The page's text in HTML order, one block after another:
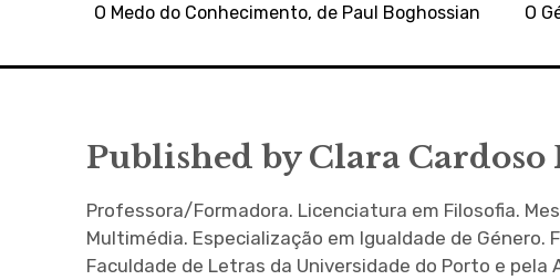
O Medo do Conhecimento, de Paul Boghossian O
Published by Clara Cardoso
Professora/Formadora. Licenciatura em Filosofia.
Multimédia. Especialização em Igualdade de Género.
Faculdade de Letras da Universidade do Porto e pela